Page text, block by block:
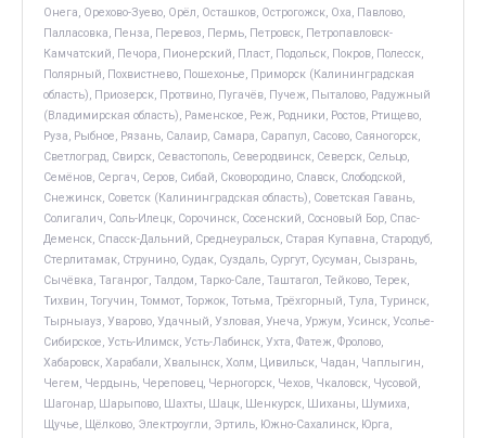
Онега, Орехово-Зуево, Орёл, Осташков, Острогожск, Оха, Павлово,
Палласовка, Пенза, Перевоз, Пермь, Петровск, Петропавловск-
Камчатский, Печора, Пионерский, Пласт, Подольск, Покров, Полесск,
Полярный, Похвистнево, Пошехонье, Приморск (Калининградская
область), Приозерск, Протвино, Пугачёв, Пучеж, Пыталово, Радужный
(Владимирская область), Раменское, Реж, Родники, Ростов, Ртищево,
Руза, Рыбное, Рязань, Салаир, Самара, Сарапул, Сасово, Саяногорск,
Светлоград, Свирск, Севастополь, Северодвинск, Северск, Сельцо,
Семёнов, Сергач, Серов, Сибай, Сковородино, Славск, Слободской,
Снежинск, Советск (Калининградская область), Советская Гавань,
Солигалич, Соль-Илецк, Сорочинск, Сосенский, Сосновый Бор, Спас-
Деменск, Спасск-Дальний, Среднеуральск, Старая Купавна, Стародуб,
Стерлитамак, Струнино, Судак, Суздаль, Сургут, Сусуман, Сызрань,
Сычёвка, Таганрог, Талдом, Тарко-Сале, Таштагол, Тейково, Терек,
Тихвин, Тогучин, Томмот, Торжок, Тотьма, Трёхгорный, Тула, Туринск,
Тырныауз, Уварово, Удачный, Узловая, Унеча, Уржум, Усинск, Усолье-
Сибирское, Усть-Илимск, Усть-Лабинск, Ухта, Фатеж, Фролово,
Хабаровск, Харабали, Хвалынск, Холм, Цивильск, Чадан, Чаплыгин,
Чегем, Чердынь, Череповец, Черногорск, Чехов, Чкаловск, Чусовой,
Шагонар, Шарыпово, Шахты, Шацк, Шенкурск, Шиханы, Шумиха,
Щучье, Щёлково, Электроугли, Эртиль, Южно-Сахалинск, Юрга,